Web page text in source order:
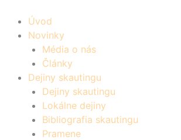
Úvod
Novinky
Média o nás
Články
Dejiny skautingu
Dejiny skautingu
Lokálne dejiny
Bibliografia skautingu
Pramene